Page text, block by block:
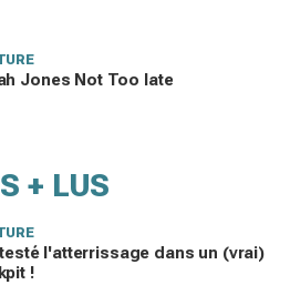
Jones Not Too late
+ LUS
l'atterrissage dans un (vrai)
!